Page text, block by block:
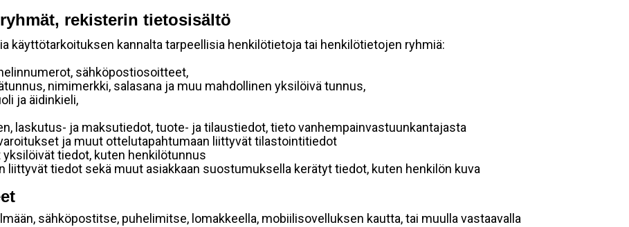
rekisterin tietosisältö
käyttötarkoituksen kannalta tarpeellisia henkilötietoja tai henkilötietojen ryhmiä:
sähköpostiosoitteet,
nimimerkki, salasana ja muu mahdollinen yksilöivä tunnus,
ja äidinkieli,
laskutus- ja maksutiedot, tuote- ja tilaustiedot, tieto vanhempainvastuunkantajasta
ja muut ottelutapahtumaan liittyvät tilastointitiedot
tiedot, kuten henkilötunnus
liittyvät tiedot sekä muut asiakkaan suostumuksella kerätyt tiedot, kuten henkilön kuva
sähköpostitse, puhelimitse, lomakkeella, mobiilisovelluksen kautta, tai muulla vastaavalla